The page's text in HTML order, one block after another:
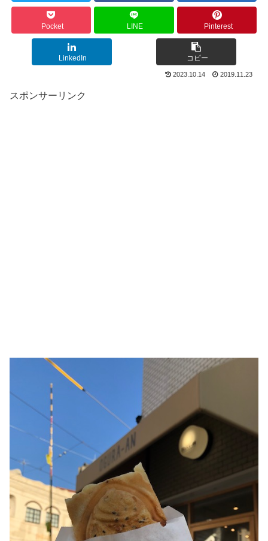
Pocket LINE Pinterest
LinkedIn コピー
2023.10.14 2019.11.23
スポンサーリンク